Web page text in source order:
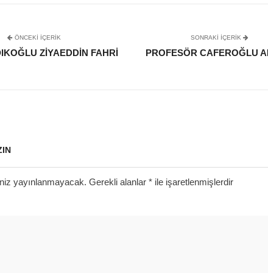
ÖNCEKI İÇERIK
ZIYAEDDIN FAHRI
SONRAKI IÇERIK
PROFESÖR CAFEROĞLU
yayınlanmayacak. Gerekli alanlar * ile işaretlenmişlerdir